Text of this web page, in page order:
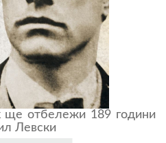
отбележи 189 години
Левски